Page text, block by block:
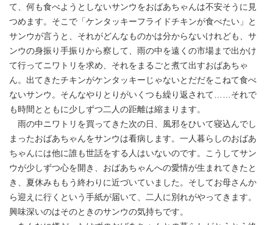
て、何も食べようとしないサンウをおばあちゃんは不安そうに見
つめます。そこで「ケンタッキーフライドチキンが食べたい」と
サンウが言うと、それがどんなものかは分からないけれども、サ
ンウの身振り手振りから察して、雨の中を遠くの市場まで出かけ
て行ってニワトリを求め、それをまるごと煮て出すおばあちゃ
ん。出てきたチキンがケンタッキーじゃないとだだをこねて食べ
ないサンウ。そんなやりとりがいくつも繰り返されて……それで
も時間とともに少しずつ二人の距離は縮まります。
雨の中ニワトリを買ってきた次の日、風邪をひいて寝込んでし
まったおばあちゃんをサンウは看病します。一人暮らしのおばあ
ちゃんには他に誰も世話をする人はいないのです。こうしてサン
ウが少しずつ心を開き、おばあちゃんへの愛情が生まれてきたと
き、夏休みももう終わりに近づいていました。そしてお母さんか
ら迎えに行くという手紙が届いて、二人に別れがやってきます。
興味深いのはそのときのサンウの気持ちです。